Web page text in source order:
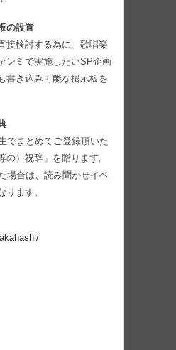
の設置
接検討する為に、歌唱楽
ンミで実施したいSP企画
書き込み可能な掲示板を
でまとめてご登録頂いた
の）祝辞」を贈ります。
場合は、読み聞かせイベ
ります。